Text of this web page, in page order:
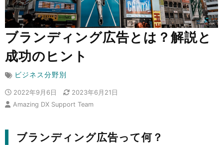
ブランディング広告とは？解説と
成功のヒント
ビジネス分野別
2022年9月6日
2023年6月21日
Amazing DX Support Team
ブランディング広告って何？